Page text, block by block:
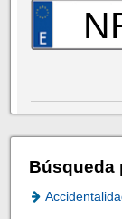
Búsqueda